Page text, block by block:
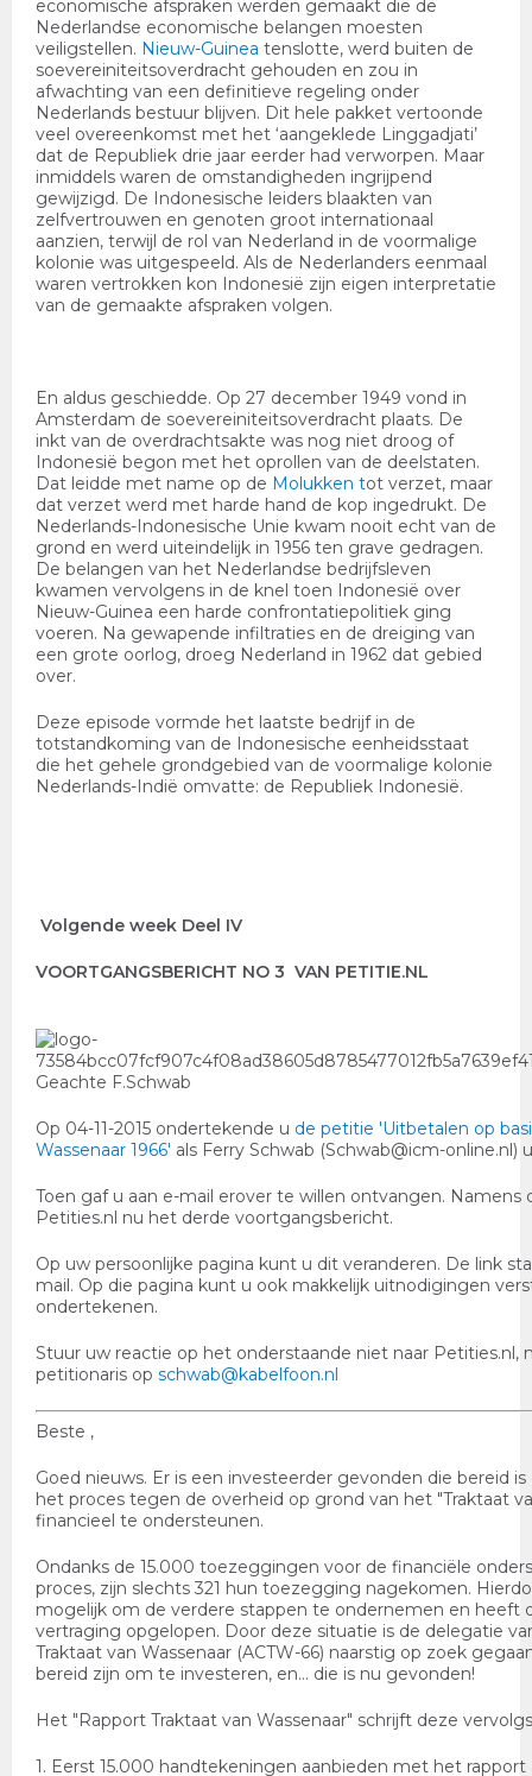
economische afspraken werden gemaakt die de
Nederlandse economische belangen moesten
veiligstellen. Nieuw-Guinea tenslotte, werd buiten de
soevereiniteitsoverdracht gehouden en zou in
afwachting van een definitieve regeling onder
Nederlands bestuur blijven. Dit hele pakket vertoonde
veel overeenkomst met het ‘aangeklede Linggadjati’
dat de Republiek drie jaar eerder had verworpen. Maar
inmiddels waren de omstandigheden ingrijpend
gewijzigd. De Indonesische leiders blaakten van
zelfvertrouwen en genoten groot internationaal
aanzien, terwijl de rol van Nederland in de voormalige
kolonie was uitgespeeld. Als de Nederlanders eenmaal
waren vertrokken kon Indonesië zijn eigen interpretatie
van de gemaakte afspraken volgen.
En aldus geschiedde. Op 27 december 1949 vond in
Amsterdam de soevereiniteitsoverdracht plaats. De
inkt van de overdrachtsakte was nog niet droog of
Indonesië begon met het oprollen van de deelstaten.
Dat leidde met name op de Molukken tot verzet, maar
dat verzet werd met harde hand de kop ingedrukt. De
Nederlands-Indonesische Unie kwam nooit echt van de
grond en werd uiteindelijk in 1956 ten grave gedragen.
De belangen van het Nederlandse bedrijfsleven
kwamen vervolgens in de knel toen Indonesië over
Nieuw-Guinea een harde confrontatiepolitiek ging
voeren. Na gewapende infiltraties en de dreiging van
een grote oorlog, droeg Nederland in 1962 dat gebied
over.
Deze episode vormde het laatste bedrijf in de
totstandkoming van de Indonesische eenheidsstaat
die het gehele grondgebied van de voormalige kolonie
Nederlands-Indië omvatte: de Republiek Indonesië.
Volgende week Deel IV
VOORTGANGSBERICHT NO 3 VAN PETITIE.NL
Geachte F.Schwab
Op 04-11-2015 ondertekende u de petitie 'Uitbetalen op
Wassenaar 1966' als Ferry Schwab (Schwab@icm-online.nl)
Toen gaf u aan e-mail erover te willen ontvangen. Namens
Petities.nl nu het derde voortgangsbericht.
Op uw persoonlijke pagina kunt u dit veranderen. De link
mail. Op die pagina kunt u ook makkelijk uitnodigingen
ondertekenen.
Stuur uw reactie op het onderstaande niet naar Petities.nl,
petitionaris op schwab@kabelfoon.nl
Beste ,
Goed nieuws. Er is een investeerder gevonden die bereid
het proces tegen de overheid op grond van het "Traktaat
financieel te ondersteunen.
Ondanks de 15.000 toezeggingen voor de financiële
proces, zijn slechts 321 hun toezegging nagekomen.
mogelijk om de verdere stappen te ondernemen en heeft
vertraging opgelopen. Door deze situatie is de delegatie
Traktaat van Wassenaar (ACTW-66) naarstig op zoek
bereid zijn om te investeren, en... die is nu gevonden!
Het "Rapport Traktaat van Wassenaar" schrijft deze
1. Eerst 15.000 handtekeningen aanbieden met het